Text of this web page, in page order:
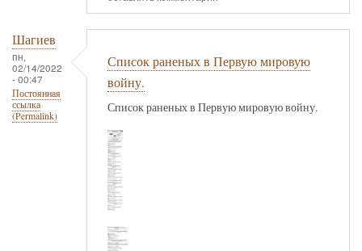
Шагиев
пн,
02/14/2022
- 00:47
Постоянная
ссылка
(Permalink)
Список раненых в Первую мировую
войну.
Список раненых в Первую мировую войну.